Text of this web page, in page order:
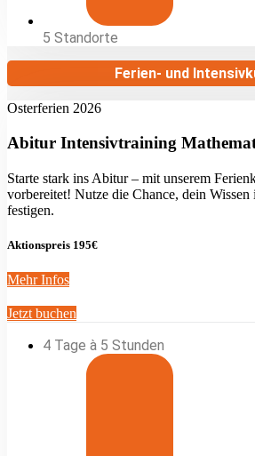
5 Standorte
Ferien- und
Osterferien 2026
Abitur Intensivtraining
Starte stark ins Abitur – mit unserem
vorbereitet! Nutze die Chance, dein
festigen.
Aktionspreis 195€
Mehr Infos
Jetzt buchen
4 Tage à 5 Stunden